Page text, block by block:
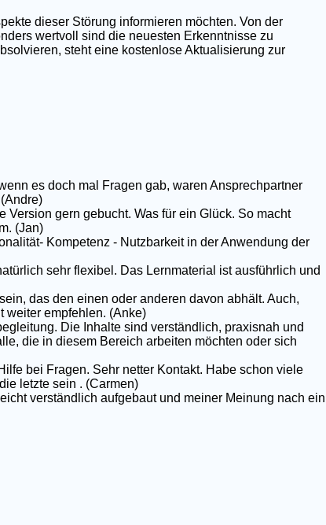
dieser Störung informieren möchten. Von der
wertvoll sind die neuesten Erkenntnisse zu
steht eine kostenlose Aktualisierung zur
es doch mal Fragen gab, waren Ansprechpartner
gern gebucht. Was für ein Glück. So macht
(Jan)
Kompetenz - Nutzbarkeit in der Anwendung der
sehr flexibel. Das Lernmaterial ist ausführlich und
das den einen oder anderen davon abhält. Auch,
weiter empfehlen. (Anke)
Die Inhalte sind verständlich, praxisnah und
die in diesem Bereich arbeiten möchten oder sich
bei Fragen. Sehr netter Kontakt. Habe schon viele
letzte sein . (Carmen)
verständlich aufgebaut und meiner Meinung nach ein